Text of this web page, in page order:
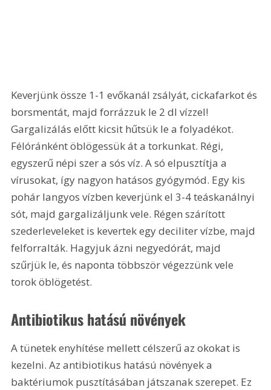
Keverjünk össze 1-1 evőkanál zsályát, cickafarkot és
borsmentát, majd forrázzuk le 2 dl vízzel!
Gargalizálás előtt kicsit hűtsük le a folyadékot.
Félóránként öblögessük át a torkunkat. Régi,
egyszerű népi szer a sós víz. A só elpusztítja a
vírusokat, így nagyon hatásos gyógymód. Egy kis
pohár langyos vízben keverjünk el 3-4 teáskanálnyi
sót, majd gargalizáljunk vele. Régen szárított
szederleveleket is kevertek egy deciliter vízbe, majd
felforralták. Hagyjuk ázni negyedórát, majd
szűrjük le, és naponta többször végezzünk vele
torok öblögetést.
Antibiotikus hatású növények
A tünetek enyhítése mellett célszerű az okokat is
kezelni. Az antibiotikus hatású növények a
baktériumok pusztításában játszanak szerepet. Ez